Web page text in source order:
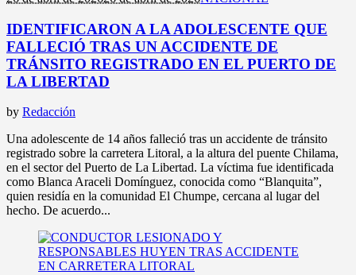
IDENTIFICARON A LA ADOLESCENTE QUE
FALLECIÓ TRAS UN ACCIDENTE DE
TRÁNSITO REGISTRADO EN EL PUERTO DE
LA LIBERTAD
by Redacción
Una adolescente de 14 años falleció tras un accidente de tránsito
registrado sobre la carretera Litoral, a la altura del puente Chilama,
en el sector del Puerto de La Libertad. La víctima fue identificada
como Blanca Araceli Domínguez, conocida como “Blanquita”,
quien residía en la comunidad El Chumpe, cercana al lugar del
hecho. De acuerdo...